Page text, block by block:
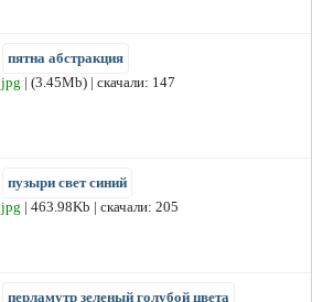
пятна абстракция
jpg | (3.45Mb) | скачали: 147
пузыри свет синий
jpg | 463.98Kb | скачали: 205
перламутр зеленый голубой цвета